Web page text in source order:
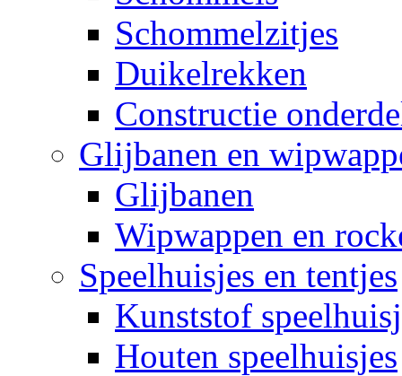
Schommelzitjes
Duikelrekken
Constructie
Glijbanen en
Glijbanen
Wipwappen en
Speelhuisjes en tentjes
Kunststof
Houten speelhuisjes